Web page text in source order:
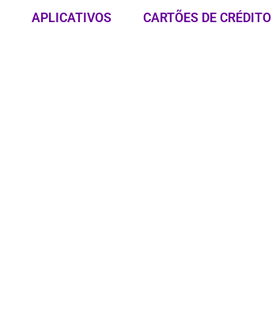
APLICATIVOS CARTÕES DE CRÉDITO